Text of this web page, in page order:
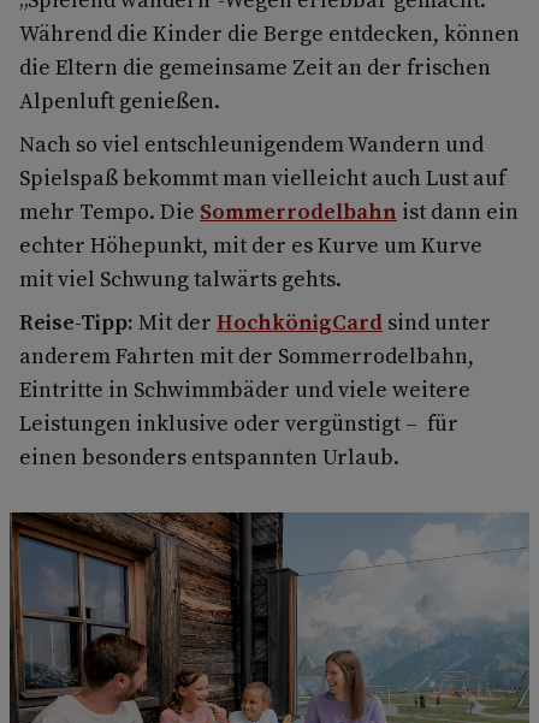
Während die Kinder die Berge entdecken, können
die Eltern die gemeinsame Zeit an der frischen
Alpenluft genießen.
Nach so viel entschleunigendem Wandern und
Spielspaß bekommt man vielleicht auch Lust auf
mehr Tempo. Die Sommerrodelbahn ist dann ein
echter Höhepunkt, mit der es Kurve um Kurve
mit viel Schwung talwärts gehts.
Reise-Tipp: Mit der HochkönigCard sind unter
anderem Fahrten mit der Sommerrodelbahn,
Eintritte in Schwimmbäder und viele weitere
Leistungen inklusive oder vergünstigt – für
einen besonders entspannten Urlaub.